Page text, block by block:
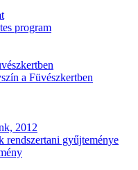
program
a Füvészkertben
2012
rendszertani gyűjteménye